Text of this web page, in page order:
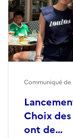
Choix
ont de…
Communiqué de